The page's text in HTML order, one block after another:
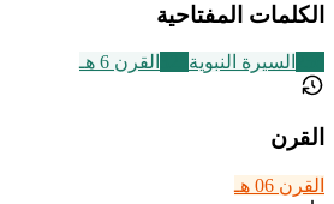
الكلمات المفتاحية
السيرة النبوية القرن 6 هـ
القرن
القرن 06 هـ